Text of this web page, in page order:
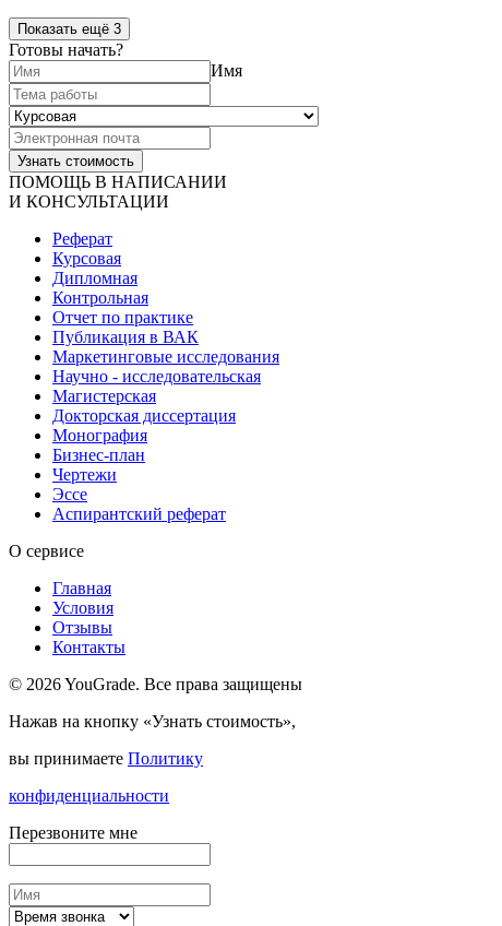
Показать ещё 3
Готовы начать?
Имя
ПОМОЩЬ В НАПИСАНИИ
И КОНСУЛЬТАЦИИ
Реферат
Курсовая
Дипломная
Контрольная
Отчет по практике
Публикация в ВАК
Маркетинговые исследования
Научно - исследовательская
Магистерская
Докторская диссертация
Монография
Бизнес-план
Чертежи
Эссе
Аспирантский реферат
О сервисе
Главная
Условия
Отзывы
Контакты
© 2026 YouGrade. Все права защищены
Нажав на кнопку «Узнать стоимость»,
вы принимаете Политику
конфиденциальности
Перезвоните мне